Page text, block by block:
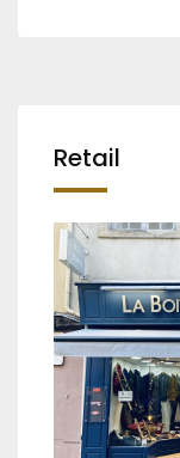
Retail